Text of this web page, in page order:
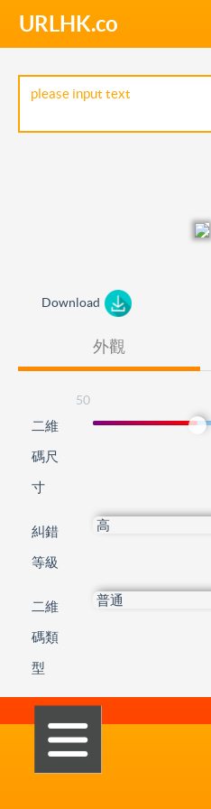
URLHK.co
Download
外觀
50
二維
碼尺
寸
糾錯
等級
二維
碼類
型